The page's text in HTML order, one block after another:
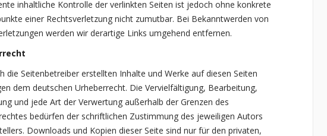
inhaltliche Kontrolle der verlinkten Seiten ist jedoch ohne konkrete
einer Rechtsverletzung nicht zumutbar. Bei Bekanntwerden von
werden wir derartige Links umgehend entfernen.
die Seitenbetreiber erstellten Inhalte und Werke auf diesen Seiten
dem deutschen Urheberrecht. Die Vervielfältigung, Bearbeitung,
und jede Art der Verwertung außerhalb der Grenzen des
bedürfen der schriftlichen Zustimmung des jeweiligen Autors
Downloads und Kopien dieser Seite sind nur für den privaten,